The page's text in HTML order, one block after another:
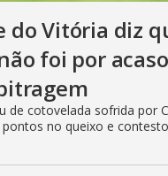
do Vitória diz
foi por
de cotovelada sofrida por
no queixo e